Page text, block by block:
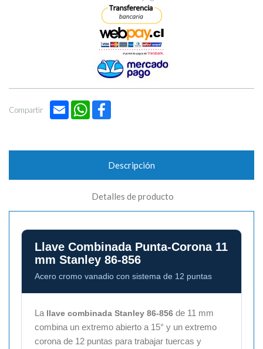
Compartir Email WhatsApp
Descripción
Detalles de producto
Llave Combinada Punta-Corona 11
mm Stanley 86-856
Acero cromo vanadio con sistema de 12 puntas
La llave combinada Stanley 86-856 de 11 mm
combina un extremo abierto a 15° y un extremo
corona de 12 puntas para trabajar tuercas y